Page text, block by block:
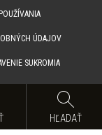
HĽADAŤ
ÚDAJOV
SUKROMIA
môžu byť umiestnené reklamné